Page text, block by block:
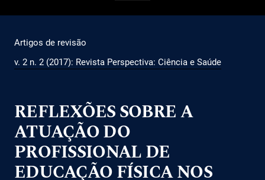
Artigos de revisão
v. 2 n. 2 (2017): Revista Perspectiva: Ciência e Saúde
REFLEXÕES SOBRE A
ATUAÇÃO DO
PROFISSIONAL DE
EDUCAÇÃO FÍSICA NOS